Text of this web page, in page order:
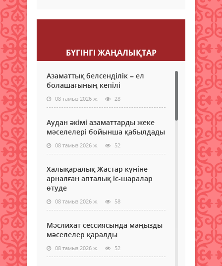
БҮГІНГI ЖАҢАЛЫҚТАР
Азаматтық белсенділік – ел
болашағының кепілі
08 тамыз 2026 ж. 28
Аудан әкімі азаматтарды жеке
мәселелері бойынша қабылдады
08 тамыз 2026 ж. 52
Халықаралық Жастар күніне
арналған апталық іс-шаралар
өтуде
08 тамыз 2026 ж. 58
Мәслихат сессиясында маңызды
мәселелер қаралды
08 тамыз 2026 ж. 52